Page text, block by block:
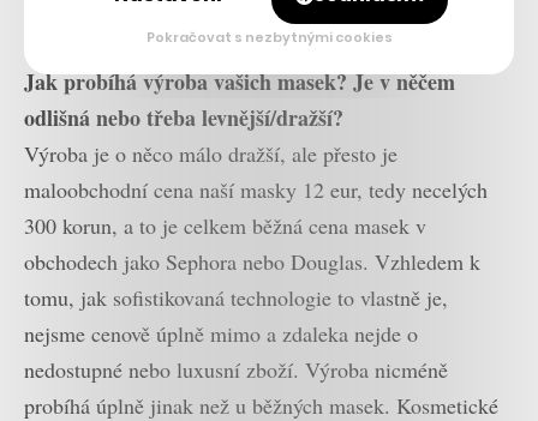
Jak probíhá výroba vašich masek? Je v něčem
odlišná nebo třeba levnější/dražší?
Výroba je o něco málo dražší, ale přesto je
maloobchodní cena naší masky 12 eur, tedy necelých
300 korun, a to je celkem běžná cena masek v
obchodech jako Sephora nebo Douglas. Vzhledem k
tomu, jak sofistikovaná technologie to vlastně je,
nejsme cenově úplně mimo a zdaleka nejde o
nedostupné nebo luxusní zboží. Výroba nicméně
probíhá úplně jinak než u běžných masek. Kosmetické
Pokračovat s nezbytnými cookies